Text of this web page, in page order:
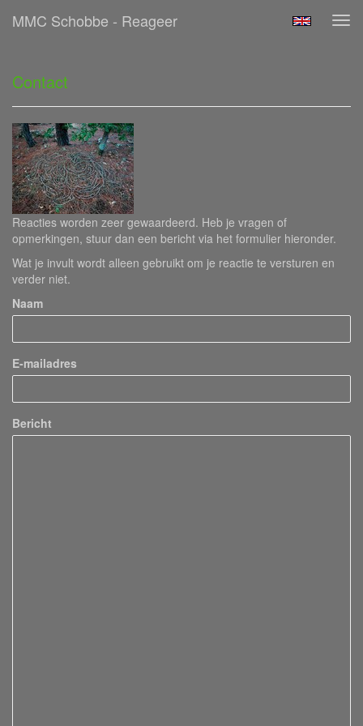
MMC Schobbe - Reageer
Contact
Reacties worden zeer gewaardeerd. Heb je vragen of
opmerkingen, stuur dan een bericht via het formulier hieronder.
Wat je invult wordt alleen gebruikt om je reactie te versturen en
verder niet.
Naam
E-mailadres
Bericht